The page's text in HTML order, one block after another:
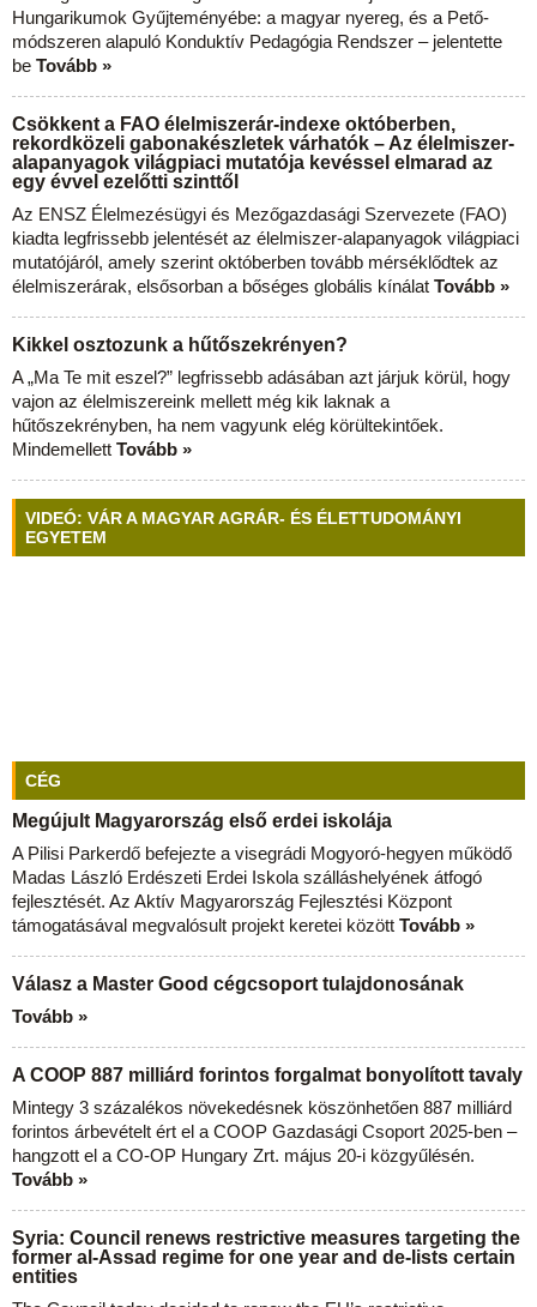
Hungarikumok Gyűjteményébe: a magyar nyereg, és a Pető-
módszeren alapuló Konduktív Pedagógia Rendszer – jelentette
be Tovább »
Csökkent a FAO élelmiszerár-indexe októberben,
rekordközeli gabonakészletek várhatók – Az élelmiszer-
alapanyagok világpiaci mutatója kevéssel elmarad az
egy évvel ezelőtti szinttől
Az ENSZ Élelmezésügyi és Mezőgazdasági Szervezete (FAO)
kiadta legfrissebb jelentését az élelmiszer-alapanyagok világpiaci
mutatójáról, amely szerint októberben tovább mérséklődtek az
élelmiszerárak, elsősorban a bőséges globális kínálat Tovább »
Kikkel osztozunk a hűtőszekrényen?
A „Ma Te mit eszel?” legfrissebb adásában azt járjuk körül, hogy
vajon az élelmiszereink mellett még kik laknak a
hűtőszekrényben, ha nem vagyunk elég körültekintőek.
Mindemellett Tovább »
VIDEÓ: VÁR A MAGYAR AGRÁR- ÉS ÉLETTUDOMÁNYI
EGYETEM
CÉG
Megújult Magyarország első erdei iskolája
A Pilisi Parkerdő befejezte a visegrádi Mogyoró-hegyen működő
Madas László Erdészeti Erdei Iskola szálláshelyének átfogó
fejlesztését. Az Aktív Magyarország Fejlesztési Központ
támogatásával megvalósult projekt keretei között Tovább »
Válasz a Master Good cégcsoport tulajdonosának
Tovább »
A COOP 887 milliárd forintos forgalmat bonyolított tavaly
Mintegy 3 százalékos növekedésnek köszönhetően 887 milliárd
forintos árbevételt ért el a COOP Gazdasági Csoport 2025-ben –
hangzott el a CO-OP Hungary Zrt. május 20-i közgyűlésén.
Tovább »
Syria: Council renews restrictive measures targeting the
former al-Assad regime for one year and de-lists certain
entities